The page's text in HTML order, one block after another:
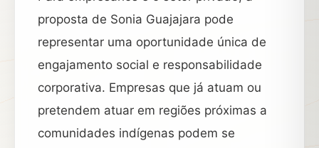
proposta de Sonia Guajajara pode
representar uma oportunidade única de
engajamento social e responsabilidade
corporativa. Empresas que já atuam ou
pretendem atuar em regiões próximas a
comunidades indígenas podem se